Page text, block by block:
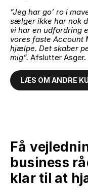
”Jeg har go’ ro i
sælger ikke har nok
vi har en udfordring
vores faste Account
hjælpe. Det skaber
mig”. Afslutter Asger.
LÆS OM ANDRE
Få
business
klar til at